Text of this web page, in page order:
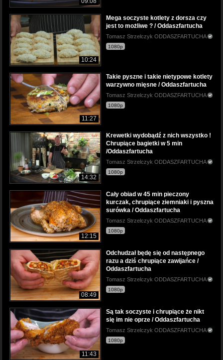
10:24
Mega soczyste kotlety z dorsza czy
jest to możliwe ? / Oddaszfartucha
Tomasz Strzelczyk ODDASZFARTUCHA
1080p
11:27
Takie pyszne i takie nietypowe kotlety
warzywno mięsne / Oddaszfartucha
Tomasz Strzelczyk ODDASZFARTUCHA
1080p
14:32
Krewetki wydobądź z nich wszystko !
Chrupiące bagietki w 5 min
/Oddaszfartucha
Tomasz Strzelczyk ODDASZFARTUCHA
1080p
12:15
Cały obiad w 45 min pieczony
kurczak, chrupiące ziemniaki i pyszna
surówka / Oddaszfartucha
Tomasz Strzelczyk ODDASZFARTUCHA
1080p
08:49
Odchudzał będę się od następnego
razu a dziś chrupiące zawijańce /
Oddaszfartucha
Tomasz Strzelczyk ODDASZFARTUCHA
1080p
11:43
Są tak soczyste i chrupiące że nikt
się im nie oprze / Oddaszfartucha
Tomasz Strzelczyk ODDASZFARTUCHA
1080p